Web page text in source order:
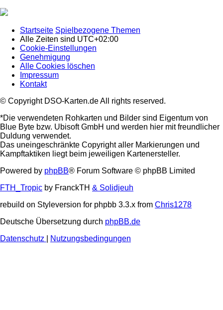
Startseite Spielbezogene Themen
Alle Zeiten sind UTC+02:00
Cookie-Einstellungen
Genehmigung
Alle Cookies löschen
Impressum
Kontakt
© Copyright DSO-Karten.de All rights reserved.
*Die verwendeten Rohkarten und Bilder sind Eigentum von
Blue Byte bzw. Ubisoft GmbH und werden hier mit freundlicher
Duldung verwendet.
Das uneingeschränkte Copyright aller Markierungen und
Kampftaktiken liegt beim jeweiligen Kartenersteller.
Powered by phpBB® Forum Software © phpBB Limited
FTH_Tropic by FranckTH & Solidjeuh
rebuild on Styleversion for phpbb 3.3.x from Chris1278
Deutsche Übersetzung durch phpBB.de
Datenschutz
Nutzungsbedingungen